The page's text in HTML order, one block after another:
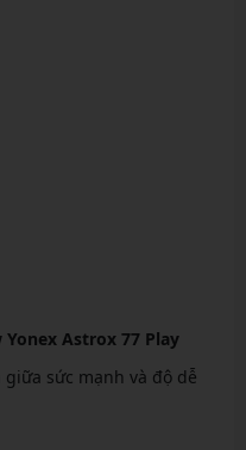
Yonex Astrox 77 Play
sức mạnh và độ dễ